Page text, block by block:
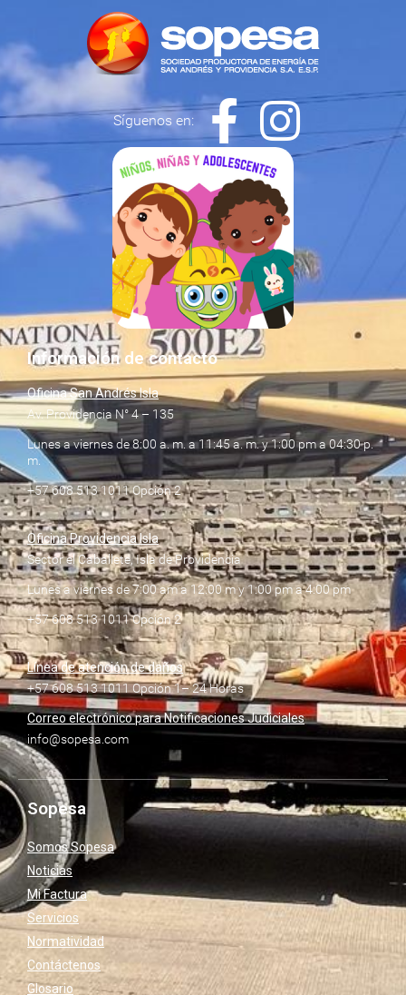
Síguenos en:
Información de contacto
Oficina San Andrés Isla
Av. Providencia N° 4 – 135
Lunes a viernes de 8:00 a. m. a 11:45 a. m. y 1:00 pm a 04:30 p.
m.
+57 608 513 1011 Opción 2
Oficina Providencia Isla
Sector el Caballete, Isla de Providencia
Lunes a viernes de 7:00 am a 12:00 m y 1:00 pm a 4:00 pm
+57 608 513 1011 Opción 2
Línea de atención de daños
+57 608 513 1011 Opción 1– 24 Horas
Correo electrónico para Notificaciones Judiciales
info@sopesa.com
Sopesa
Somos Sopesa
Noticias
Mi Factura
Servicios
Normatividad
Contáctenos
Glosario